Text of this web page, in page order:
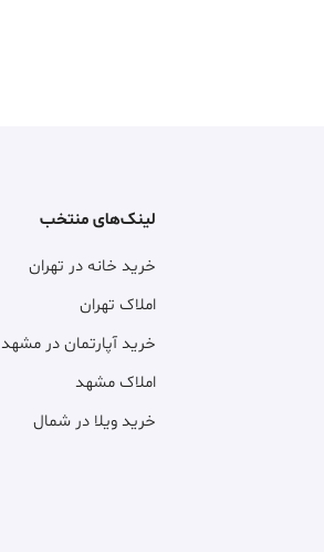
لینک‌های منتخب
خرید خانه در تهران
املاک تهران
خرید آپارتمان در مشهد
املاک مشهد
خرید ویلا در شمال